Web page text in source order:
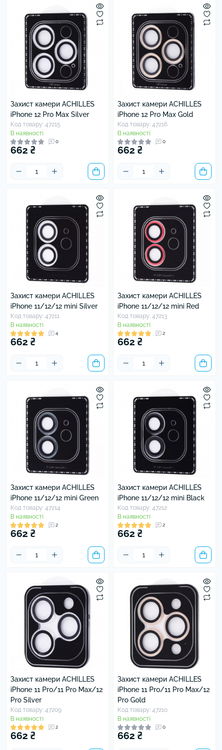
Захист камери ACHILLES
iPhone 12 Pro Max Silver
Код товару: 47215
В наявності
0
662 ₴
Захист камери ACHILLES
iPhone 12 Pro Max Gold
Код товару: 47216
В наявності
0
662 ₴
Захист камери ACHILLES
iPhone 11/12/12 mini Silver
Код товару: 47211
В наявності
4
662 ₴
Захист камери ACHILLES
iPhone 11/12/12 mini Red
Код товару: 47213
В наявності
2
662 ₴
Захист камери ACHILLES
iPhone 11/12/12 mini Green
Код товару: 47214
В наявності
2
662 ₴
Захист камери ACHILLES
iPhone 11/12/12 mini Black
Код товару: 47212
В наявності
2
662 ₴
Захист камери ACHILLES
iPhone 11 Pro/11 Pro Max/12
Pro Silver
Код товару: 47209
В наявності
2
662 ₴
Захист камери ACHILLES
iPhone 11 Pro/11 Pro Max/12
Pro Gold
Код товару: 47210
В наявності
0
662 ₴